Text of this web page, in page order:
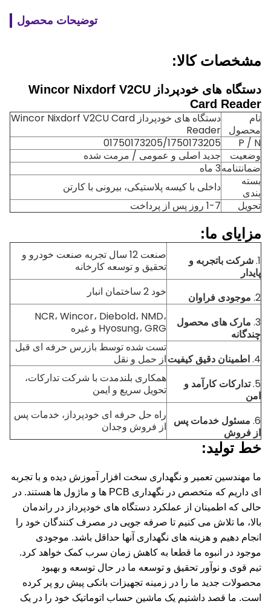
توضیحات محصول
مشخصات کالا:
دستگاه های خودپرداز Wincor Nixdorf V2CU
Card Reader
نام
محصول
دستگاه های خودپرداز Wincor Nixdorf V2CU Card
Reader
P / N
01750173205/1750173205
وضعیت
جدید اصلی و عمومی / مرمت شده
ضمانتنامه3 ماه
بسته
بندی
داخلی با کیسه پلاستیکی، بیرونی با کارتن
تحویل
1-7 روز پس از پرداخت
مزایای ما:
1. شرکت باتجربه و
پایدار
صنعت 12 سال تجربه صنعت خودرو و
تحقیق و توسعه کارخانه
2. موجودی فراوان خود 2 ساختمان انبار
3. مارک های محصول
چندگانه
NCR، Wincor، Diebold، NMD،
Hyosung، GRG و غیره
4. اطمینان دقیق کیفیت
تست شده توسط بازرس حرفه ای قبل
از حمل و نقل
5. تدارکات کارآمد و
امن
همکاری بلندمدت با شرکت تدارکات،
تحویل سریع و ایمن
6. مسئول خدمات پس
از فروش
راه حل حرفه ای خودپرداز، خدمات پس
از فروش وجدان
خط تولید:
ما مهندسین تعمیر و نگهداری سخت افزار آموزش دیده و با تجربه
ای داریم که متخصص در نگهداری PCB ها و ماژول ها هستند.
در
حالی که اطمینان از عملکرد دستگاه های خودپرداز در راندمان
بالا، ما تلاش می کنیم تا صرفه جویی در مصرف کنندگان خود را
انجام دهیم و هزینه های نگهداری آنها حداقل باشد. موجودی
موجود در انبوه ما قطعا به کاهش زمان سرب کمک خواهد کرد.
تیم قوی و نوآور تحقیق و توسعه ما در حال توسعه و بهبود
محصولات جدید ما را در زمینه تجهیزات بانکی پیش رو پر کرده
است. ما قصد داشتیم یک ماشین حساب اتوماتیک خود را در یک